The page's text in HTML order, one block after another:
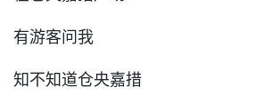
有游客问我
知不知道仓央嘉措